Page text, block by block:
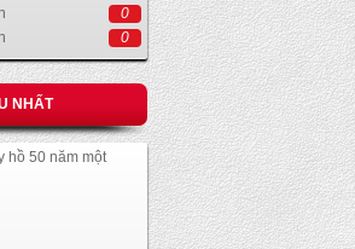
0
0
NHẤT
hồ 50 năm một